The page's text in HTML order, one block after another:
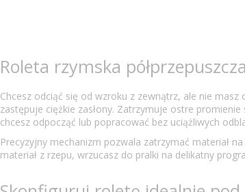
Roleta rzymska
Chcesz odciąć się od wzroku z zewnątrz, ale nie
zastępuje ciężkie zasłony. Zatrzymuje ostre
chcesz odpocząć lub popracować bez uciążliwych
Precyzyjny mechanizm pozwala zatrzymać materiał
materiał z rzepu, wrzucasz do pralki na delikatny